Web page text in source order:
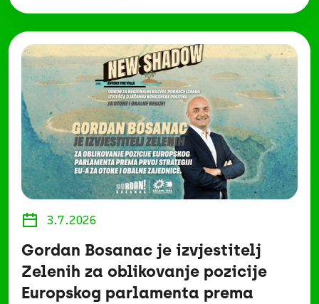
3.7.2026
Gordan Bosanac je izvjestitelj
Zelenih za oblikovanje pozicije
Europskog parlamenta prema